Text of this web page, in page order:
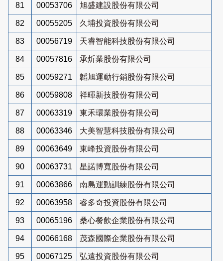
81 00053706 旭盛建設股份有限公司
82 00055205 久埔投資股份有限公司
83 00056719 天睿智能科技股份有限公司
84 00057816 承炘業股份有限公司
85 00059271 韜旭運動行銷股份有限公司
86 00059808 祥暉新技股份有限公司
87 00063319 東禾環業股份有限公司
88 00063346 大美智慧科技股份有限公司
89 00063649 東峰投資股份有限公司
90 00063731 星諾博寬股份有限公司
91 00063866 南島運動訓練股份有限公司
92 00063958 睿多奇投資股份有限公司
93 00065196 桑心餐飲企業股份有限公司
94 00066168 茂森國際企業股份有限公司
95 00067125 弘遠投資股份有限公司